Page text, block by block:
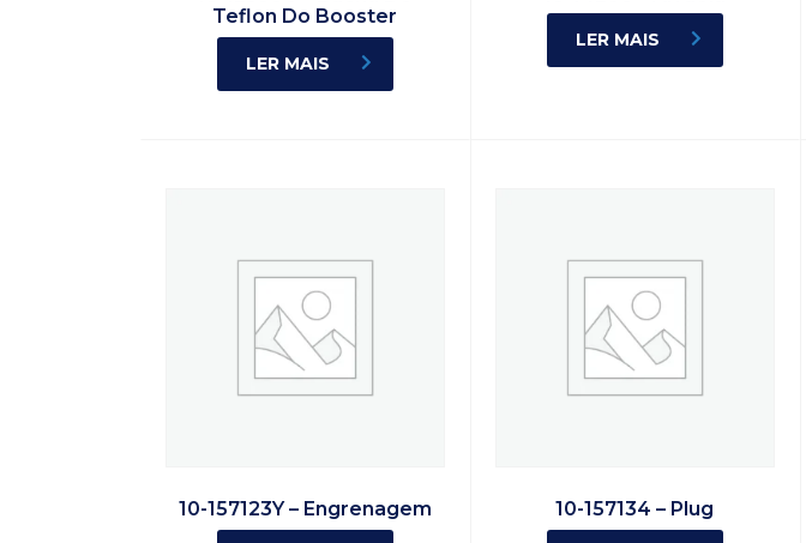
Teflon Do Booster
LER MAIS
LER MAIS
10-157123Y – Engrenagem 10-157134 – Plug